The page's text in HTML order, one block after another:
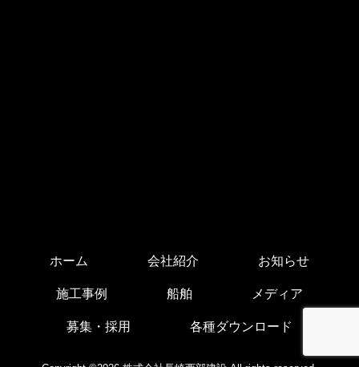
ホーム 会社紹介 お知らせ
施工事例 船舶 メディア
募集・採用 各種ダウンロード